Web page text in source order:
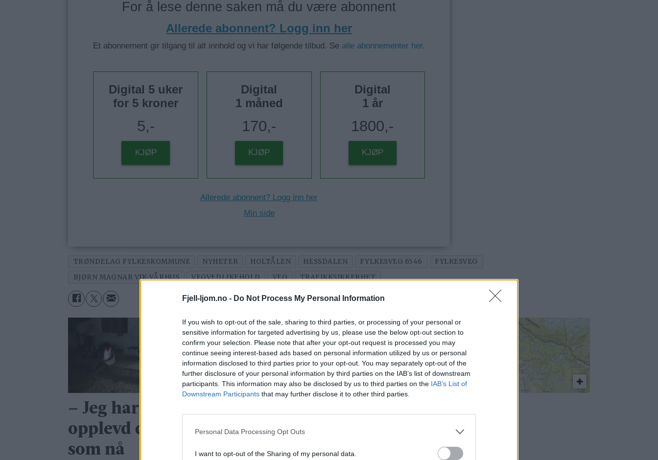
Fjell-ljom.no - Do Not Process My Personal Information
If you wish to opt-out of the sale, sharing to third parties, or processing of your personal or
sensitive information for targeted advertising by us, please use the below opt-out section to
confirm your selection. Please note that after your opt-out request is processed you may
continue seeing interest-based ads based on personal information utilized by us or personal
information disclosed to third parties prior to your opt-out. You may separately opt-out of the
further disclosure of your personal information by third parties on the IAB’s list of downstream
participants. This information may also be disclosed by us to third parties on the IAB’s List of
Downstream Participants that may further disclose it to other third parties.
Personal Data Processing Opt Outs
I want to opt-out of the Sharing of my personal data.
For å lese denne saken må du være abonnent
Allerede abonnent? Logg inn her
Et abonnement gir tilgang til alt innhold og vi har følgende tilbud. Se alle abonnementer her.
Digital 5 uker
for 5 kroner
5,-
KJØP
Digital
1 måned
170,-
KJØP
Digital
1 år
1800,-
KJØP
Allerede abonnent? Logg inn her
Min side
TRØNDELAG FYLKESKOMMUNE NYHETER HOLTÅLEN HESSDALEN FYLKESVEG 6546
FYLKESVEG
BJØRN MAGNAR VIK-VÅRHUS
VEGVEDLIKEHOLD VEG TRAFIKKSIKKERHET
– Jeg har aldri
opplevd det så ille
som nå
annenplass
Gauldalen